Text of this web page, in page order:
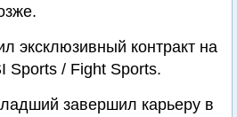
эксклюзивный контракт на
Sports / Fight Sports.
завершил карьеру в